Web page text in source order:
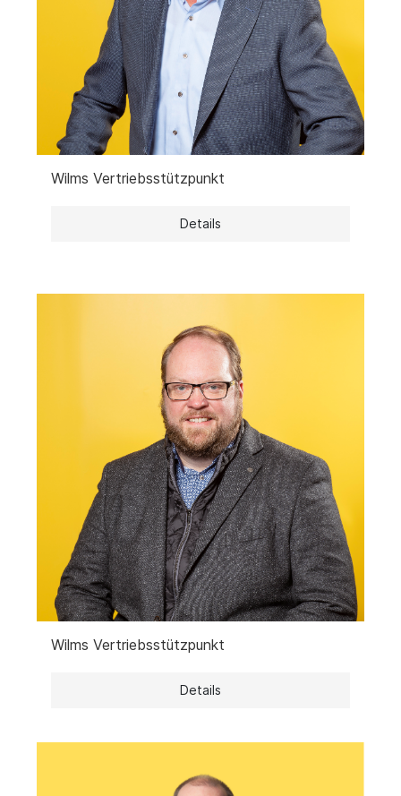
Wilms Vertriebsstützpunkt
Details
Wilms Vertriebsstützpunkt
Details